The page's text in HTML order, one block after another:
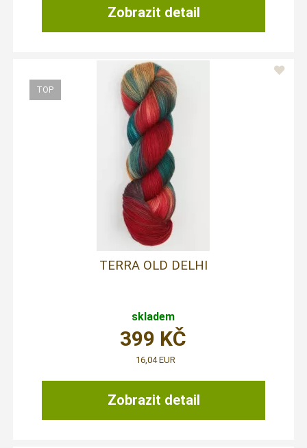
Zobrazit detail
TERRA OLD DELHI
skladem
Zobrazit detail
399 KČ
16,04 EUR